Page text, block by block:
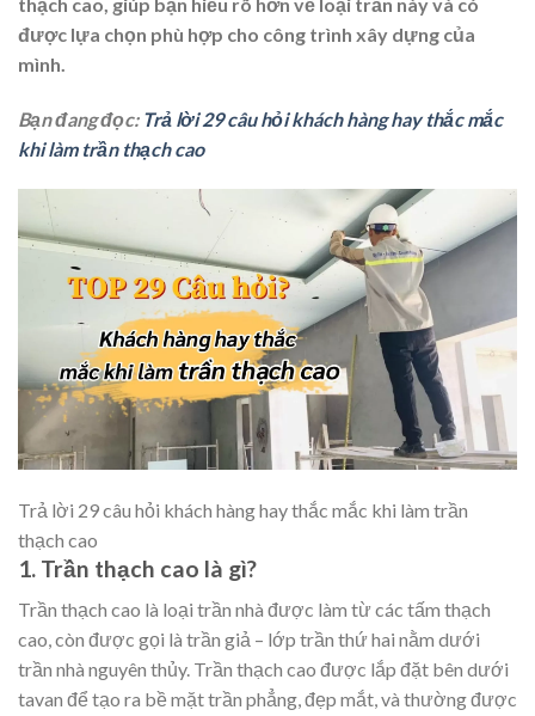
được lựa chọn phù hợp cho công trình xây dựng của
mình.
Bạn đang đọc: Trả lời 29 câu hỏi khách hàng hay thắc mắc
khi làm trần thạch cao
Trả lời 29 câu hỏi khách hàng hay thắc mắc khi làm trần
thạch cao
1. Trần thạch cao là gì?
Trần thạch cao là loại trần nhà được làm từ các tấm thạch
cao, còn được gọi là trần giả – lớp trần thứ hai nằm dưới
trần nhà nguyên thủy. Trần thạch cao được lắp đặt bên dưới
tavan để tạo ra bề mặt trần phẳng, đẹp mắt, và thường được